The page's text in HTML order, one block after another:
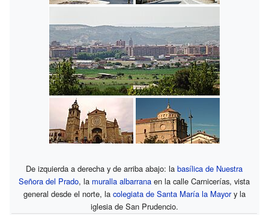
De izquierda a derecha y de arriba abajo: labasílica de Nuestra
Señora del Prado, la muralla albarrana en la calle Carnicerías, vista
general desde el norte, la colegiata de Santa María la Mayory la
iglesia de San Prudencio.